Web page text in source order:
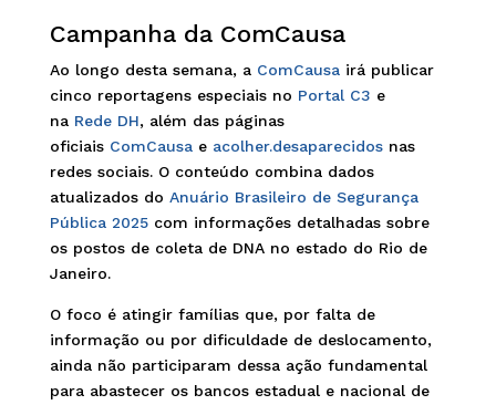
Campanha da ComCausa
Ao longo desta semana, a ComCausairá publicar
cinco reportagens especiais no Portal C3 e
na Rede DH, além das páginas
oficiais ComCausae acolher.desaparecidosnas
redes sociais. O conteúdo combina dados
atualizados do Anuário Brasileiro de Segurança
Pública 2025com informações detalhadas sobre
os postos de coleta de DNA no estado do Rio de
Janeiro.
O foco é atingir famílias que, por falta de
informação ou por dificuldade de deslocamento,
ainda não participaram dessa ação fundamental
para abastecer os bancos estadual e nacional de